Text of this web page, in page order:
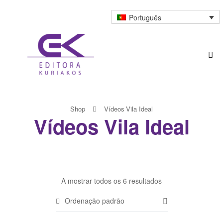
Português
Shop Vídeos Vila Ideal
Vídeos Vila Ideal
A mostrar todos os 6 resultados
Ordenação padrão